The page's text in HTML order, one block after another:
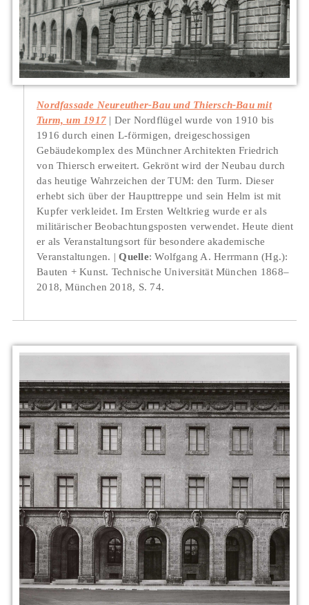
Nordfassade Neureuther-Bau und Thiersch-Bau mit
Turm, um 1917
Der Nordflügel wurde von 1910 bis
1916 durch einen L-förmigen, dreigeschossigen
Gebäudekomplex des Münchner Architekten Friedrich
von Thiersch erweitert. Gekrönt wird der Neubau durch
das heutige Wahrzeichen der TUM: den Turm. Dieser
erhebt sich über der Haupttreppe und sein Helm ist mit
Kupfer verkleidet. Im Ersten Weltkrieg wurde er als
militärischer Beobachtungsposten verwendet. Heute dient
er als Veranstaltungsort für besondere akademische
Veranstaltungen.
Quelle: Wolfgang A. Herrmann (Hg.):
Bauten + Kunst. Technische Universität München 1868–
2018, München 2018, S. 74.